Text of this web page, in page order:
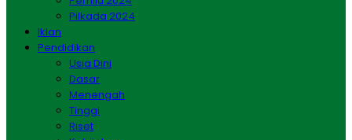
Pilkada 2024
Iklan
Pendidikan
Usia Dini
Dasar
Menengah
Tinggi
Riset